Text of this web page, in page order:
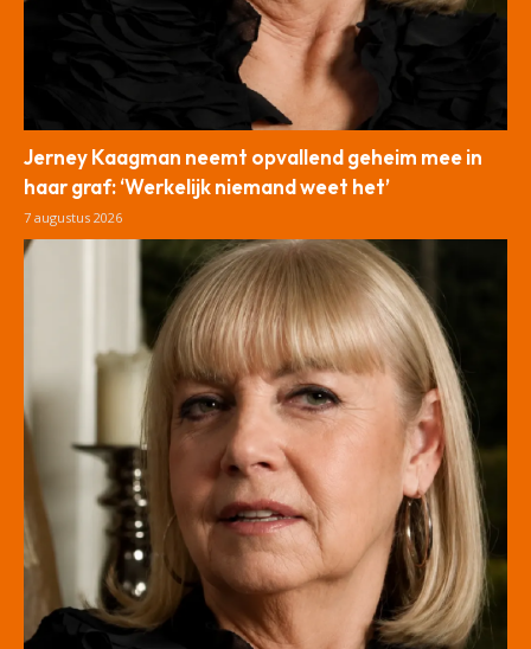
Jerney Kaagman neemt opvallend geheim mee in
haar graf: ‘Werkelijk niemand weet het’
7 augustus 2026